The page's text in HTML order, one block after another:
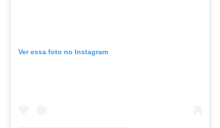
Ver essa foto no Instagram